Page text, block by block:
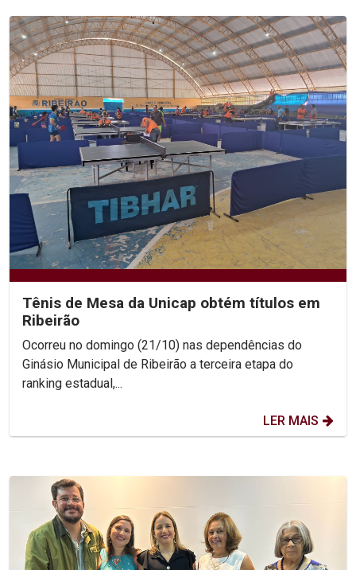
Tênis de Mesa da Unicap obtém títulos em
Ribeirão
Ocorreu no domingo (21/10) nas dependências do
Ginásio Municipal de Ribeirão a terceira etapa do
ranking estadual,...
LER MAIS